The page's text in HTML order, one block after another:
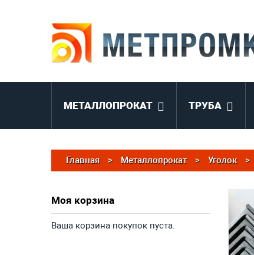
МЕТАЛЛОПРОКАТ
ТРУБА
Главная > Металлопрокат > Уголок >
Моя корзина
Ваша корзина покупок пуста.